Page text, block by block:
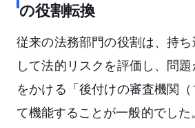
の役割転換
従来の法務部門の役割は、持
して法的リスクを評価し、問
をかける「後付けの審査機関
て機能することが一般的でし